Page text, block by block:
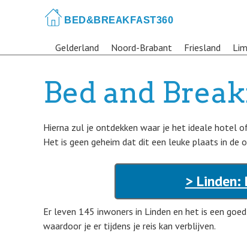
Gelderland Noord-Brabant Friesland
Bed and
Hierna zul je ontdekken waar je het ideale hotel
Het is geen geheim dat dit een leuke plaats in de
> Linden:
Er leven 145 inwoners in Linden en het is een
waardoor je er tijdens je reis kan verblijven.